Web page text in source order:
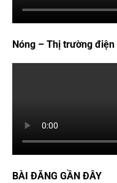
Nóng – Thị trường
BÀI ĐĂNG GẦN ĐÂY